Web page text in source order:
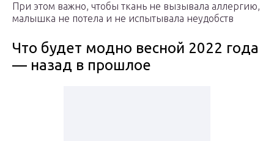
При этом важно, чтобы ткань не вызывала аллергию,
малышка не потела и не испытывала неудобств
Что будет модно весной 2022 года
— назад в прошлое